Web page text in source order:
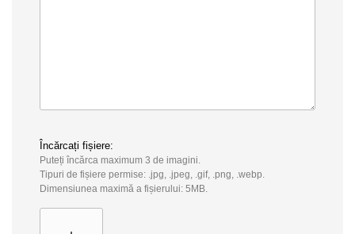
Încărcați fișiere:
Puteți încărca maximum 3 de imagini.
Tipuri de fișiere permise: .jpg, .jpeg, .gif, .png, .webp.
Dimensiunea maximă a fișierului: 5MB.